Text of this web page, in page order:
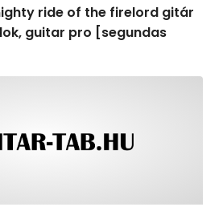
ride of the firelord gitár
guitar pro [segundas